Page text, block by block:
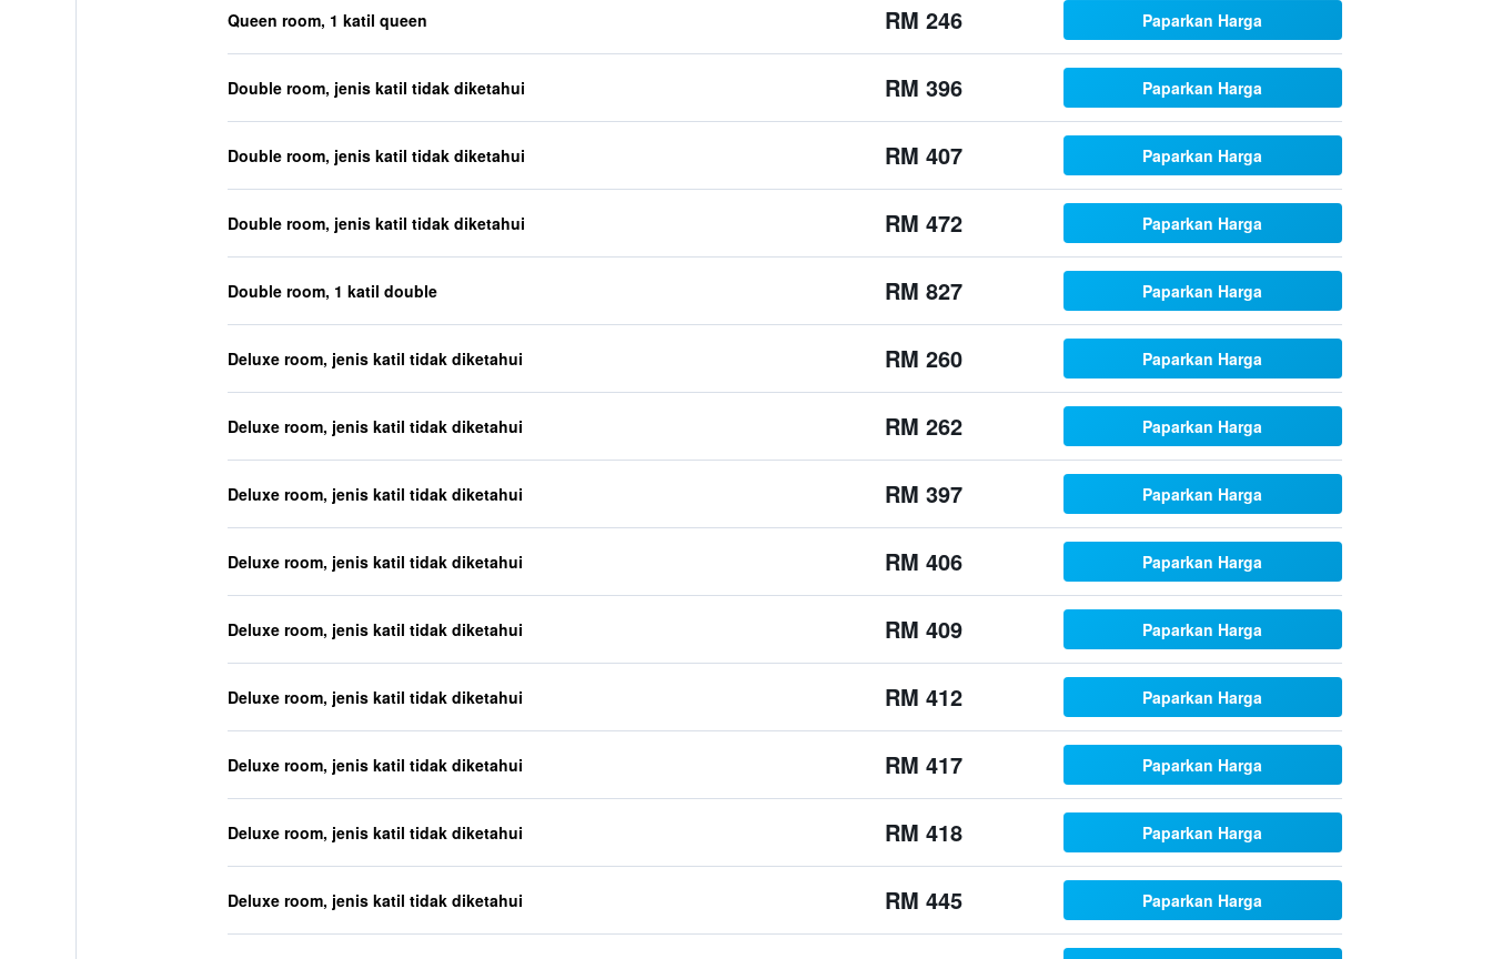
Queen room, 1 katil queen RM 246 Paparkan Harga
Double room, jenis katil tidak diketahui RM 396 Paparkan Harga
Double room, jenis katil tidak diketahui RM 407 Paparkan Harga
Double room, jenis katil tidak diketahui RM 472 Paparkan Harga
Double room, 1 katil double RM 827 Paparkan Harga
Deluxe room, jenis katil tidak diketahui RM 260 Paparkan Harga
Deluxe room, jenis katil tidak diketahui RM 262 Paparkan Harga
Deluxe room, jenis katil tidak diketahui RM 397 Paparkan Harga
Deluxe room, jenis katil tidak diketahui RM 406 Paparkan Harga
Deluxe room, jenis katil tidak diketahui RM 409 Paparkan Harga
Deluxe room, jenis katil tidak diketahui RM 412 Paparkan Harga
Deluxe room, jenis katil tidak diketahui RM 417 Paparkan Harga
Deluxe room, jenis katil tidak diketahui RM 418 Paparkan Harga
Deluxe room, jenis katil tidak diketahui RM 445 Paparkan Harga